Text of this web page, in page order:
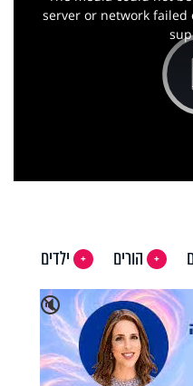
server or network
הורים
ילדים
🔇